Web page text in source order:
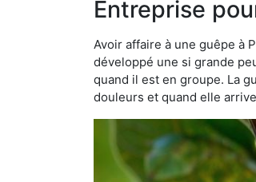
Entreprise
Avoir affaire à une guêpe à
développé une si grande
quand il est en groupe. La
douleurs et quand elle